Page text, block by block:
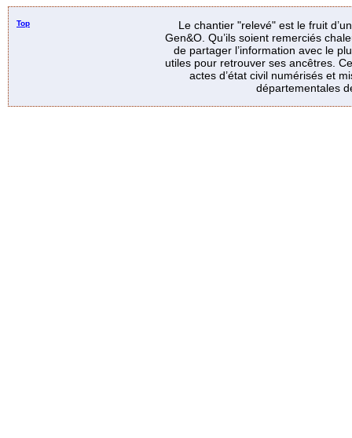
Top
Le chantier "relevé" est le fruit
Gen&O. Qu’ils soient remerciés
de partager l’information avec le
utiles pour retrouver ses ancêtres.
actes d’état civil numérisés et
départementales